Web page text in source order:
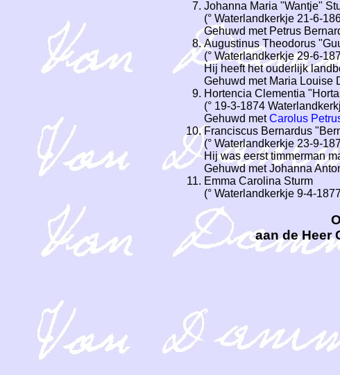
Johanna Maria "Wantje"
(° Waterlandkerkje 21-6-
Gehuwd met Petrus
Augustinus Theodorus
(° Waterlandkerkje 29-6-
Hij heeft het ouderlijk
Gehuwd met Maria Louise
Hortencia Clementia
(° 19-3-1874
Gehuwd metCarolus
Franciscus Bernardus
(° Waterlandkerkje 23-9-
Hij was eerst timmerman
Gehuwd met Johanna
Emma Carolina Sturm
(° Waterlandkerkje 9-4-
aan de Heer